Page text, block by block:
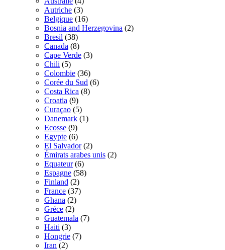
Autriche (3)
Belgique (16)
Bosnia and Herzegovina (2)
Bresil (38)
Canada (8)
Cape Verde (3)
Chili (5)
Colombie (36)
Corée du Sud (6)
Costa Rica (8)
Croatia (9)
Curaçao (5)
Danemark (1)
Ecosse (9)
Egypte (6)
El Salvador (2)
Émirats arabes unis (2)
Equateur (6)
Espagne (58)
Finland (2)
France (37)
Ghana (2)
Gréce (2)
Guatemala (7)
Haiti (3)
Hongrie (7)
Iran (2)